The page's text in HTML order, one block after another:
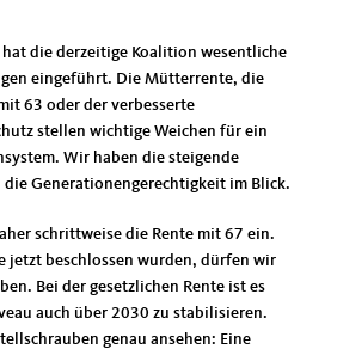
die derzeitige Koalition wesentliche
eingeführt. Die Mütterrente, die
63 oder der verbesserte
stellen wichtige Weichen für ein
Wir haben die steigende
die Generationengerechtigkeit im Blick.
schrittweise die Rente mit 67 ein.
jetzt beschlossen wurden, dürfen wir
Bei der gesetzlichen Rente ist es
auch über 2030 zu stabilisieren.
genau ansehen: Eine